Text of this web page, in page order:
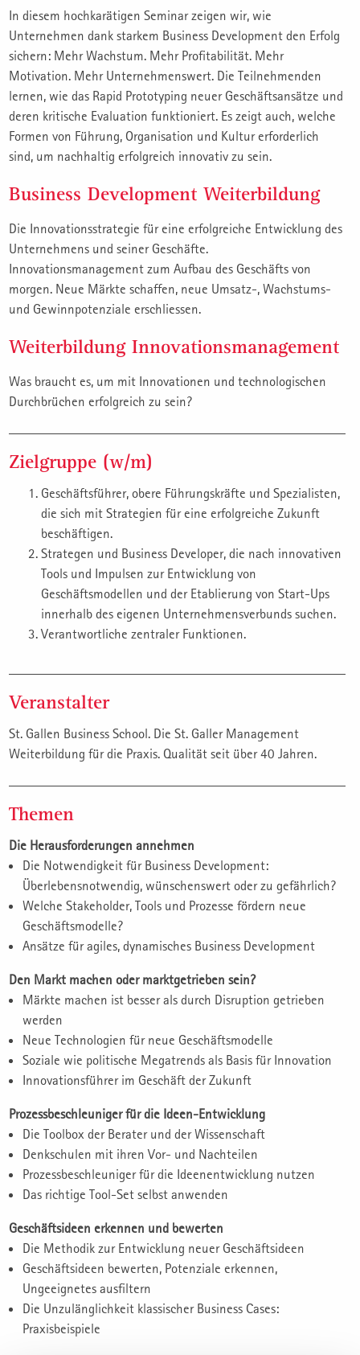
In diesem hochkarätigen Seminar zeigen wir, wie
Unternehmen dank starkem Business Development den Erfolg
sichern: Mehr Wachstum. Mehr Profitabilität. Mehr
Motivation. Mehr Unternehmenswert. Die Teilnehmenden
lernen, wie das Rapid Prototyping neuer Geschäftsansätze und
deren kritische Evaluation funktioniert. Es zeigt auch, welche
Formen von Führung, Organisation und Kultur erforderlich
sind, um nachhaltig erfolgreich innovativ zu sein.
Business Development Weiterbildung
Die Innovationsstrategie für eine erfolgreiche Entwicklung des
Unternehmens und seiner Geschäfte.
Innovationsmanagement zum Aufbau des Geschäfts von
morgen. Neue Märkte schaffen, neue Umsatz-, Wachstums-
und Gewinnpotenziale erschliessen.
Weiterbildung Innovationsmanagement
Was braucht es, um mit Innovationen und technologischen
Durchbrüchen erfolgreich zu sein?
Zielgruppe (w/m)
Geschäftsführer, obere Führungskräfte und Spezialisten,
die sich mit Strategien für eine erfolgreiche Zukunft
beschäftigen.
Strategen und Business Developer, die nach innovativen
Tools und Impulsen zur Entwicklung von
Geschäftsmodellen und der Etablierung von Start-Ups
innerhalb des eigenen Unternehmensverbunds suchen.
Verantwortliche zentraler Funktionen.
Veranstalter
St. Gallen Business School. Die St. Galler Management
Weiterbildung für die Praxis. Qualität seit über 40 Jahren.
Themen
Die Herausforderungen annehmen
Die Notwendigkeit für Business Development:
Überlebensnotwendig, wünschenswert oder zu gefährlich?
Welche Stakeholder, Tools und Prozesse fördern neue
Geschäftsmodelle?
Ansätze für agiles, dynamisches Business Development
Den Markt machen oder marktgetrieben sein?
Märkte machen ist besser als durch Disruption getrieben
werden
Neue Technologien für neue Geschäftsmodelle
Soziale wie politische Megatrends als Basis für Innovation
Innovationsführer im Geschäft der Zukunft
Prozessbeschleuniger für die Ideen-Entwicklung
Die Toolbox der Berater und der Wissenschaft
Denkschulen mit ihren Vor- und Nachteilen
Prozessbeschleuniger für die Ideenentwicklung nutzen
Das richtige Tool-Set selbst anwenden
Geschäftsideen erkennen und bewerten
Die Methodik zur Entwicklung neuer Geschäftsideen
Geschäftsideen bewerten, Potenziale erkennen,
Ungeeignetes ausfiltern
Die Unzulänglichkeit klassischer Business Cases:
Praxisbeispiele